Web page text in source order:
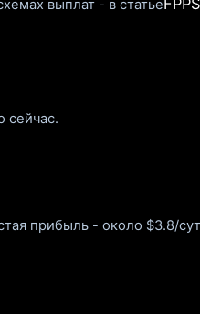
выплат - в статье
сейчас.
прибыль - около $3.8/